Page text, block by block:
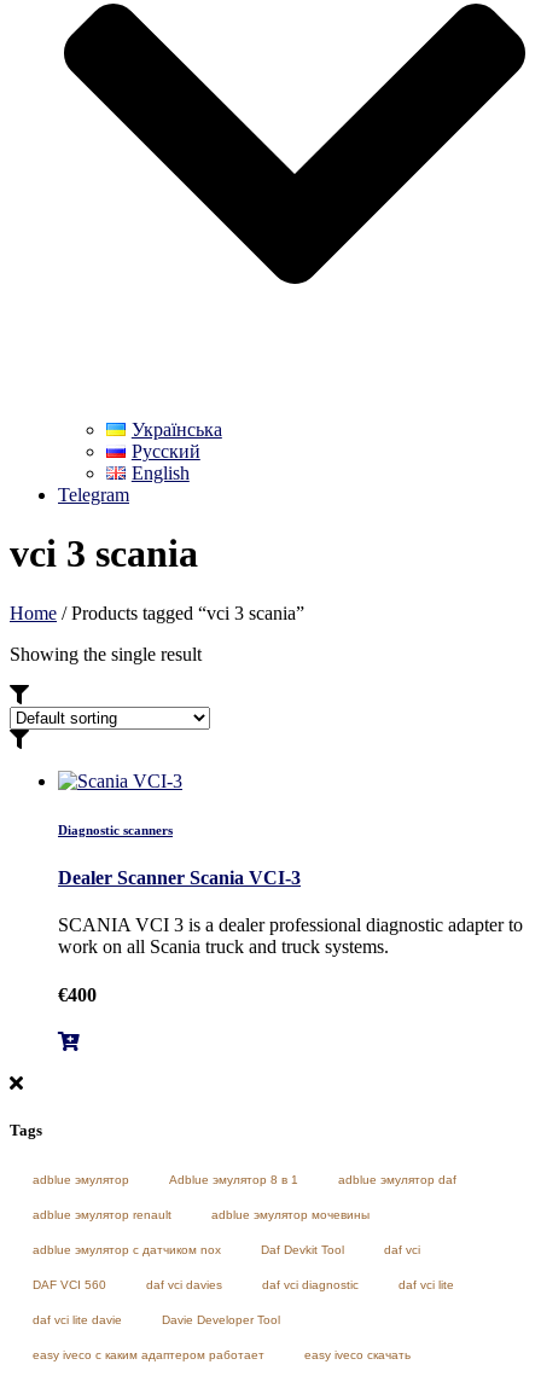
Українська
Русский
English
Telegram
vci 3 scania
Home / Products tagged “vci 3 scania”
Showing the single result
Diagnostic scanners
Dealer Scanner Scania VCI-3
SCANIA VCI 3 is a dealer professional diagnostic adapter to
work on all Scania truck and truck systems.
€400
Tags
adblue эмулятор Adblue эмулятор 8 в 1 adblue эмулятор daf
adblue эмулятор renault adblue эмулятор мочевины
adblue эмулятор с датчиком nox Daf Devkit Tool daf vci
DAF VCI 560 daf vci davies daf vci diagnostic daf vci lite
daf vci lite davie Davie Developer Tool
easy iveco с каким адаптером работает easy iveco скачать